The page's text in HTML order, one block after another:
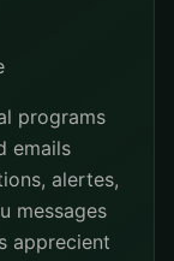
programs
emails
alertes,
messages
apprecient